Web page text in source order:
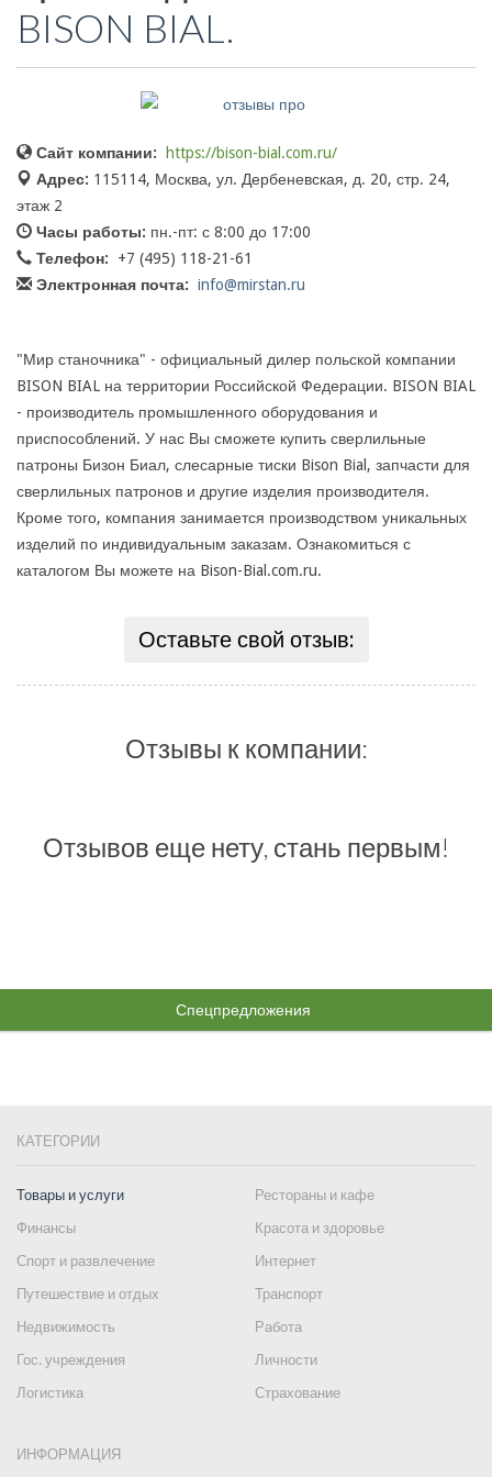
BISON BIAL.
Сайт компании:
https://bison-bial.com.ru/
Адрес: 115114, Москва, ул. Дербеневская, д. 20, стр. 24,
этаж 2
Часы работы: пн.-пт: с 8:00 до 17:00
Телефон:
+7 (495) 118-21-61
Электронная почта: info@mirstan.ru
"Мир станочника" - официальный дилер польской компании
BISON BIAL на территории Российской Федерации. BISON BIAL
- производитель промышленного оборудования и
приспособлений. У нас Вы сможете купить сверлильные
патроны Бизон Биал, слесарные тиски Bison Bial, запчасти для
сверлильных патронов и другие изделия производителя.
Кроме того, компания занимается производством уникальных
изделий по индивидуальным заказам. Ознакомиться с
каталогом Вы можете на Bison-Bial.com.ru.
Оставьте свой отзыв:
Отзывы к компании:
Отзывов еще нету, стань первым!
Спецпредложения
КАТЕГОРИИ
Товары и услуги
Рестораны и кафе
Финансы
Красота и здоровье
Спорт и развлечение
Интернет
Путешествие и отдых
Транспорт
Недвижимость
Работа
Гос. учреждения
Личности
Логистика
Страхование
ИНФОРМАЦИЯ